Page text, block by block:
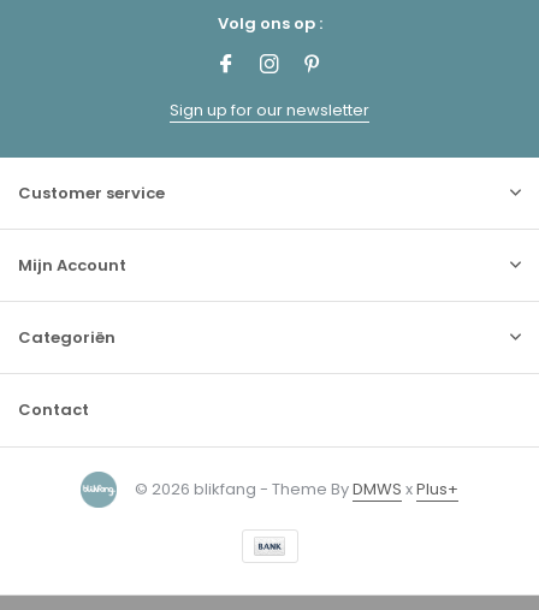
Volg ons op :
Sign up for our newsletter
Customer service
Mijn Account
Categoriën
Contact
© 2026 blikfang - Theme ByDMWS xPlus+